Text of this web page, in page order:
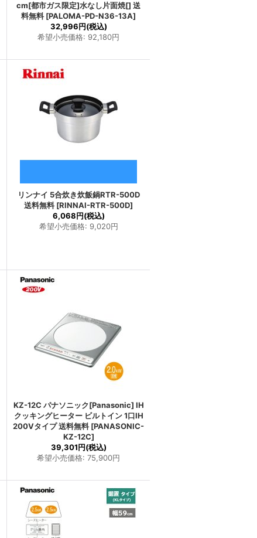
cm[都市ガス限定]水なし片面焼[] 送
料無料 [PALOMA-PD-N36-13A]
32,996円(税込)
希望小売価格: 92,180円
リンナイ 5合炊き炊飯鍋RTR-500D
送料無料 [RINNAI-RTR-500D]
6,068円(税込)
希望小売価格: 9,020円
KZ-12C パナソニック[Panasonic] IH
クッキングヒーター ビルトイン 1口IH
200Vタイプ 送料無料 [PANASONIC-
KZ-12C]
39,301円(税込)
希望小売価格: 75,900円